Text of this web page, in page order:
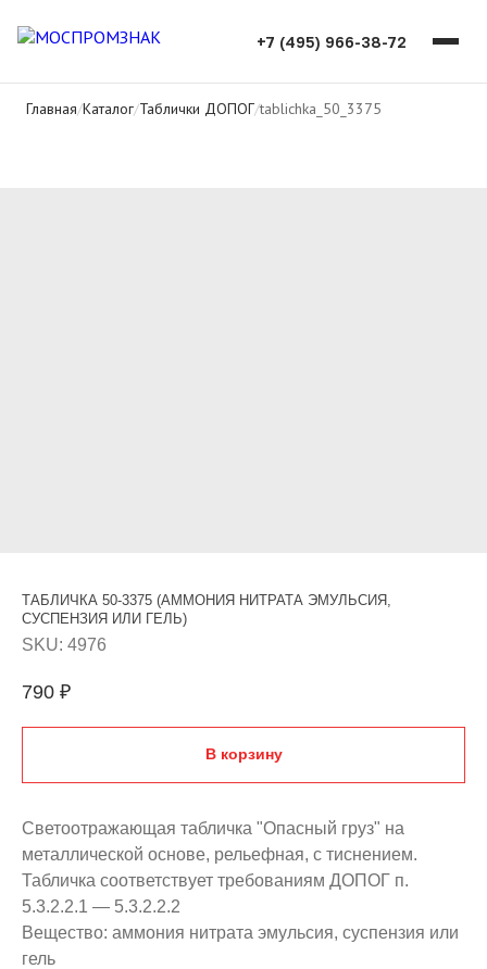
+7 (495) 966-38-72
Главная/Каталог/Таблички ДОПОГ/tablichka_50_3375
ТАБЛИЧКА 50-3375 (АММОНИЯ НИТРАТА ЭМУЛЬСИЯ,
СУСПЕНЗИЯ ИЛИ ГЕЛЬ)
SKU: 4976
790 ₽
В корзину
Светоотражающая табличка "Опасный груз" на
металлической основе, рельефная, с тиснением.
Табличка соответствует требованиям ДОПОГ п.
5.3.2.2.1 — 5.3.2.2.2
Вещество: аммония нитрата эмульсия, суспензия или
гель